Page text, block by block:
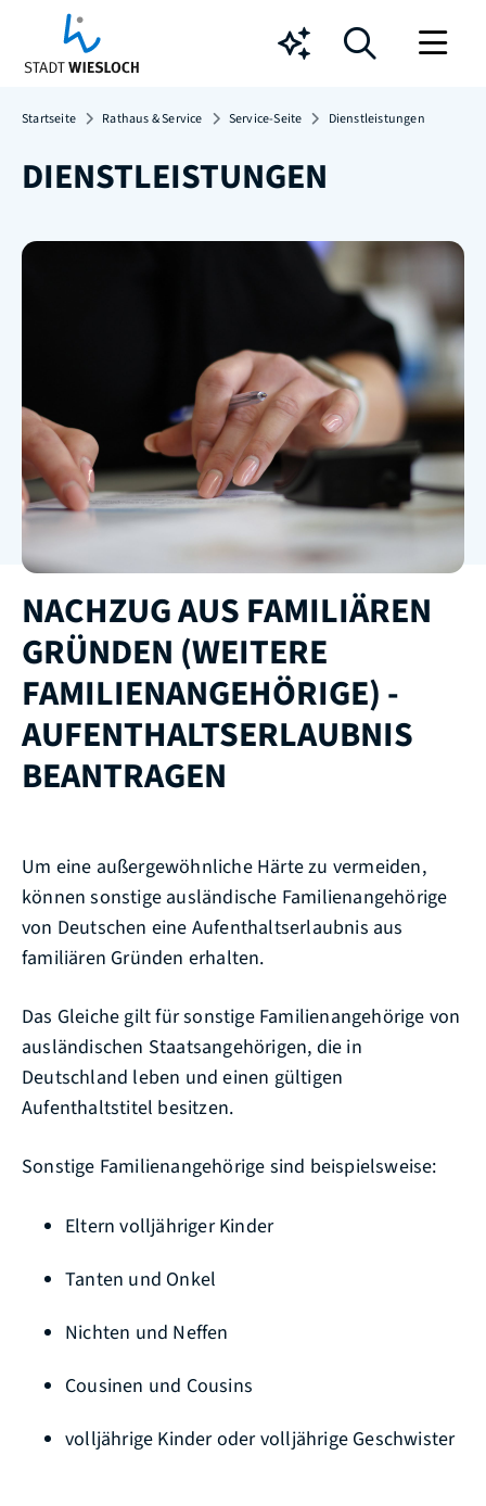
Chatbot
Startseite Rathaus & Service Service-Seite Dienstleistungen
DIENSTLEISTUNGEN
NACHZUG AUS FAMILIÄREN
GRÜNDEN (WEITERE
FAMILIENANGEHÖRIGE) -
AUFENTHALTSERLAUBNIS
BEANTRAGEN
Um eine außergewöhnliche Härte zu vermeiden,
können sonstige ausländische Familienangehörige
von Deutschen eine Aufenthaltserlaubnis aus
familiären Gründen erhalten.
Das Gleiche gilt für sonstige Familienangehörige von
ausländischen Staatsangehörigen, die in
Deutschland leben und einen gültigen
Aufenthaltstitel besitzen.
Sonstige Familienangehörige sind beispielsweise:
Eltern volljähriger Kinder
Tanten und Onkel
Nichten und Neffen
Cousinen und Cousins
volljährige Kinder oder volljährige Geschwister